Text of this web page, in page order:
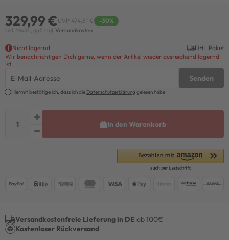
329,99 €UVP 474,81 € -30%
inkl. MwSt., ggf. zzgl. Versandkosten
Nicht lagernd
DHL Paket
Wir benachrichtigen Dich gerne, wenn der Artikel wieder ausreichend lagernd
ist.
Senden
Hiermit bestätige ich, dass ich die Daten­schutz­erklärung gelesen habe.
In den Warenkorb
Versandkostenfreie Lieferung in DE ab 100€
Kostenloser Rückversand